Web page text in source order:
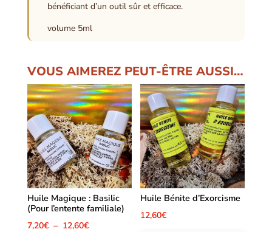
bénéficiant d’un outil sûr et efficace.
volume 5ml
VOUS AIMEREZ PEUT-ÊTRE AUSSI…
Huile Magique : Basilic
(Pour l’entente familiale)
7,20€ – 12,60€Plage
Huile Bénite d’Exorcisme
12,60€